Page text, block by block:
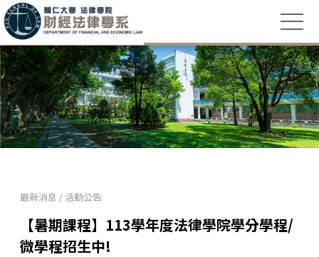
最新消息 / 活動公告
【暑期課程】113學年度法律學院學分學程/
微學程招生中!